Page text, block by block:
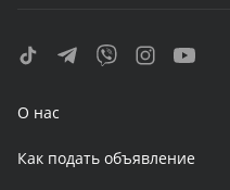
О нас
Как подать объявление